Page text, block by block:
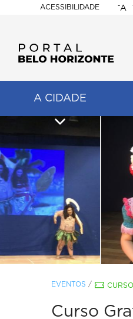
ACESSIBILIDADE
BELO
-A
A CIDADE
EVENTOS / CURSO
Curso